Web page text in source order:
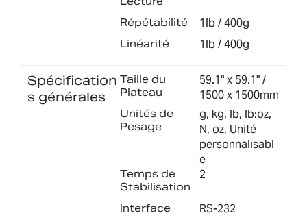
Répétabilité 1lb / 400g
Linéarité 1lb / 400g
Spécification
s générales
Taille du
Plateau
59.1" x 59.1" /
1500 x 1500mm
Unités de
Pesage
g, kg, lb, lb:oz,
N, oz, Unité
personnalisabl
e
Temps de
Stabilisation
2
Interface RS-232